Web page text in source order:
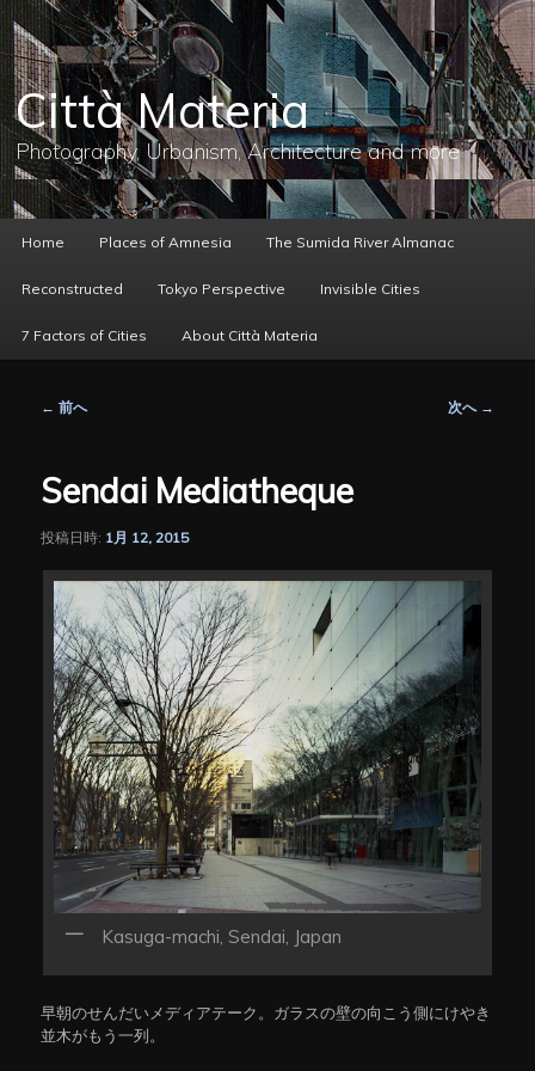
メ
イ
ン
コ
ン
テ
ン
へ
移
動
Città Materia
Photography, Urbanism, Architecture and more
ー
Home Places of Amnesia The Sumida River Almanac
Reconstructed Tokyo Perspective Invisible Cities
7 Factors of Cities About Città Materia
ビ
ゲ
シ
ン
← 前へ 次へ →
Sendai Mediatheque
投稿日時: 1月 12, 2015
Kasuga-machi, Sendai, Japan
早朝のせんだいメディアテーク。ガラスの壁の向こう側にけやき
並木がもう一列。